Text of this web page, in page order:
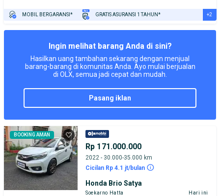
MOBIL BERGARANSI* GRATIS ASURANSI 1 TAHUN* +2
Ingin melihat barang Anda di sini?
Hasilkan uang tambahan sekarang dengan menjual
barang-barang di komunitas Anda. Ayo mulai berjualan
di OLX, semua jadi cepat dan mudah.
pasang iklan
BOOKING AMAN
Rp 171.000.000
2022 - 30.000-35.000 km
Cicilan Rp 4.1 jt/bulan
Honda Brio Satya
Soekarno Hatta Hari ini